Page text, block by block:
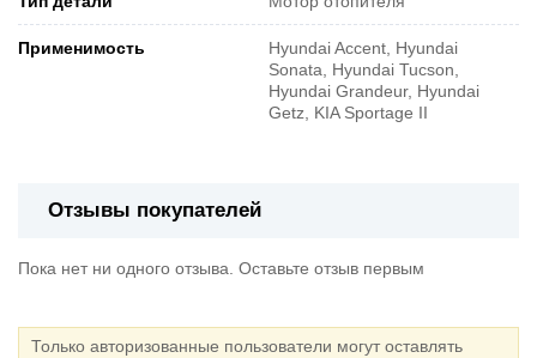
Применимость
Hyundai Accent, Hyundai
Sonata, Hyundai Tucson,
Hyundai Grandeur, Hyundai
Getz, KIA Sportage II
Отзывы покупателей
Пока нет ни одного отзыва. Оставьте отзыв первым
Только авторизованные пользователи могут оставлять